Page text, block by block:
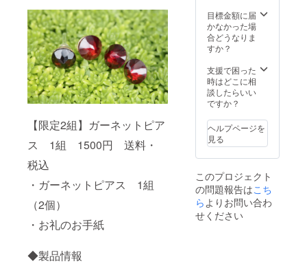
【限定2組】ガーネットピア
ス 1組 1500円 送料・
税込
・ガーネットピアス 1組
（2個）
・お礼のお手紙
◆製品情報
汚れ等
の宝石
を入れ
ちらを
ご理解
の上ご
支援お
ます。
※ガラス
になり
ますの
衝撃に
より割
れてし
まう恐
れがあ
目標金額に届
かなかった場
合どうなりま
すか？
支援で困った
時はどこに相
談したらいい
ですか？
ヘルプページを
見る
このプロジェクト
の問題報告はこち
らよりお問い合わ
せください